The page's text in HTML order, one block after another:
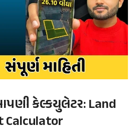
કેલ્કયુલેટર: Land
Calculator